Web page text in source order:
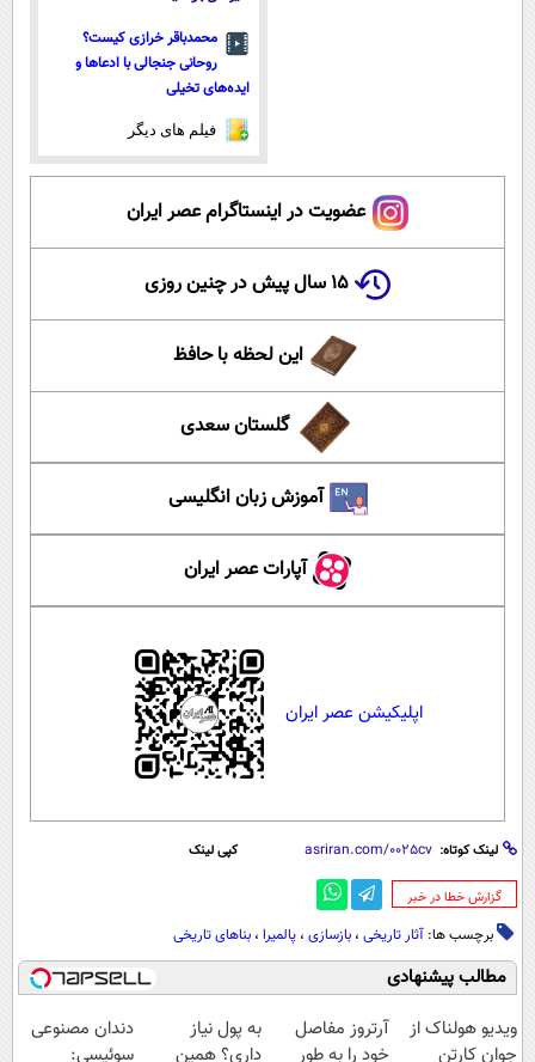
محمدباقر خرازی کیست؟
روحانی جنجالی با ادعاها و
ایده‌های تخیلی
فیلم های دیگر
عضویت در اینستاگرام عصر ایران
۱۵ سال پیش در چنین روزی
این لحظه با حافظ
گلستان سعدی
آموزش زبان انگلیسی
آپارات عصر ایران
اپلیکیشن عصر ایران
لینک کوتاه: کپی لینک
‌گزارش خطا در خبر
برچسب ها: آثار تاریخی ، بازسازی ، پالمیرا ، بناهای تاریخی
مطالب پیشنهادی
ویدیو هولناک از
جوان کارتن
آرتروز مفاصل
خود را به طور
به پول نیاز
داری؟ همین
دندان مصنوعی
سوئیسی: